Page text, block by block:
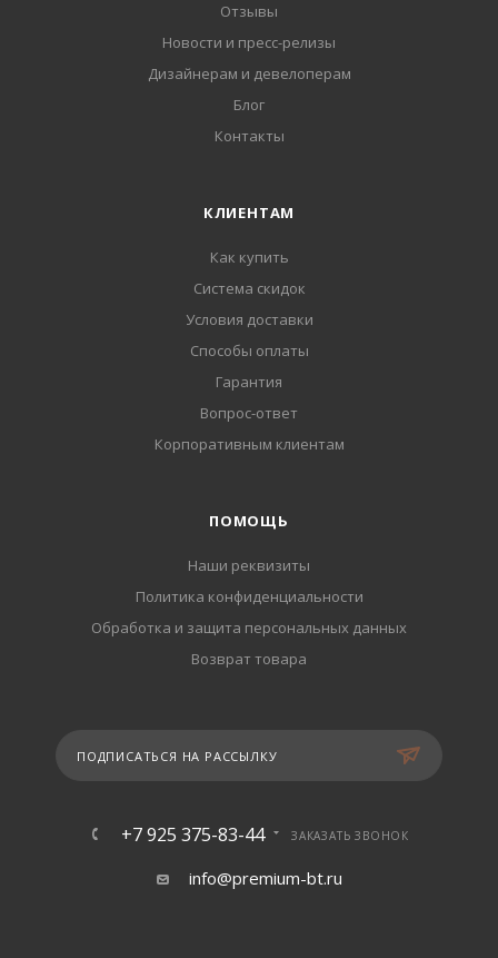
Отзывы
Новости и пресс-релизы
Дизайнерам и девелоперам
Блог
Контакты
КЛИЕНТАМ
Как купить
Система скидок
Условия доставки
Способы оплаты
Гарантия
Вопрос-ответ
Корпоративным клиентам
ПОМОЩЬ
Наши реквизиты
Политика конфиденциальности
Обработка и защита персональных данных
Возврат товара
ПОДПИСАТЬСЯ НА РАССЫЛКУ
+7 925 375-83-44 ЗАКАЗАТЬ ЗВОНОК
info@premium-bt.ru